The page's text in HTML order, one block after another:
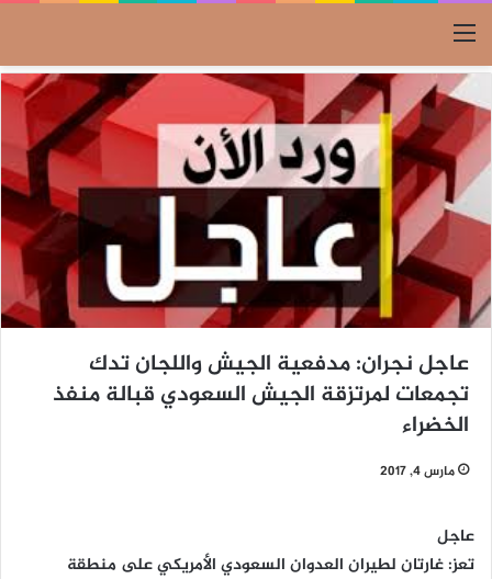
القائمة
عاجل نجران: مدفعية الجيش واللجان تدك
تجمعات لمرتزقة الجيش السعودي قبالة منفذ
الخضراء
مارس 4, 2017
عاجل
تعز: غارتان لطيران العدوان السعودي الأمريكي على منطقة